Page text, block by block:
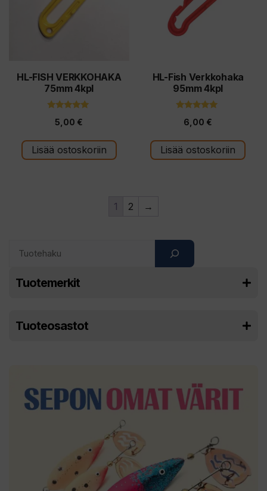
HL-FISH VERKKOHAKA
75mm 4kpl
5:stä
5,00 €
Lisää ostoskoriin
HL-Fish Verkkohaka
95mm 4kpl
5:stä
6,00 €
Lisää ostoskoriin
1 2 →
Search
Tuotemerkit
Tuoteosastot